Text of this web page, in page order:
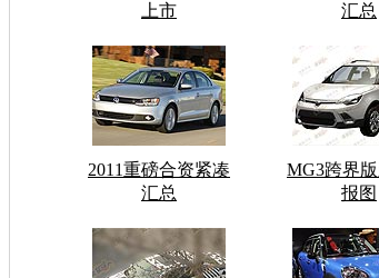
上市
汇总
2011重磅合资紧凑
汇总
MG3跨界
报图